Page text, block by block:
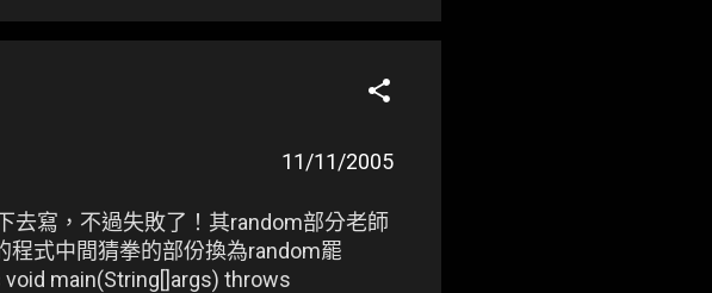
eclipse..-SDK-321-gtk.zip 裡 features/
eclipse / * 執行檔 * / # ./eclipse End
簡介及外掛程式開發 ★ Sungo 的
11/11/2005
去寫，不過失敗了！其random部分老師
程式中間猜拳的部份換為random罷
main(String[]args) throws